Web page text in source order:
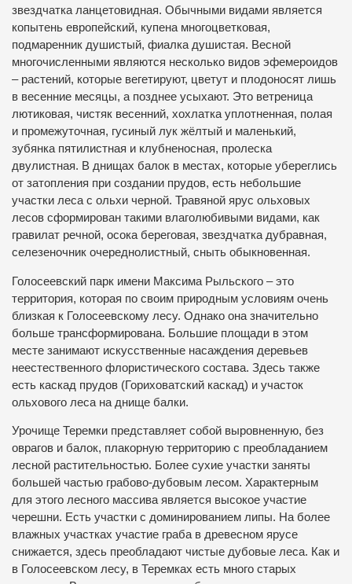
звездчатка ланцетовидная. Обычными видами является
копытень европейский, купена многоцветковая,
подмаренник душистый, фиалка душистая. Весной
многочисленными являются несколько видов эфемероидов
– растений, которые вегетируют, цветут и плодоносят лишь
в весенние месяцы, а позднее усыхают. Это ветреница
лютиковая, чистяк весенний, хохлатка уплотненная, полая
и промежуточная, гусиный лук жёлтый и маленький,
зубянка пятилистная и клубненосная, пролеска
двулистная. В днищах балок в местах, которые убереглись
от затопления при создании прудов, есть небольшие
участки леса с ольхи черной. Травяной ярус ольховых
лесов сформирован такими влаголюбивыми видами, как
гравилат речной, осока береговая, звездчатка дубравная,
селезеночник очереднолистный, сныть обыкновенная.
Голосеевский парк имени Максима Рыльского – это
территория, которая по своим природным условиям очень
близкая к Голосеевскому лесу. Однако она значительно
больше трансформирована. Большие площади в этом
месте занимают искусственные насаждения деревьев
неестественного флористического состава. Здесь также
есть каскад прудов (Гориховатский каскад) и участок
ольхового леса на днище балки.
Урочище Теремки представляет собой выровненную, без
оврагов и балок, плакорную территорию с преобладанием
лесной растительностью. Более сухие участки заняты
большей частью грабово-дубовым лесом. Характерным
для этого лесного массива является высокое участие
черешни. Есть участки с доминированием липы. На более
влажных участках участие граба в древесном ярусе
снижается, здесь преобладают чистые дубовые леса. Как и
в Голосеевском лесу, в Теремках есть много старых